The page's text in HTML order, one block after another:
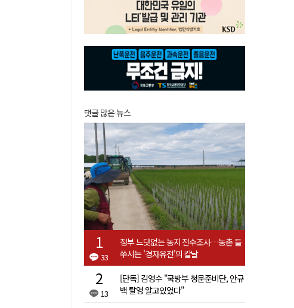
댓글 많은 뉴스
33
정부 느닷없는 농지 전수조사…농촌 들
쑤시는 '경자유전'의 칼날
13
[단독] 김영수 "국방부 청문준비단, 안규
백 탈영 알고있었다"